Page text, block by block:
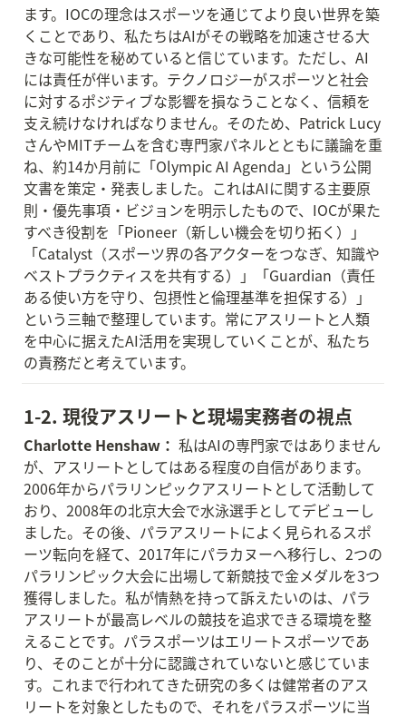
ます。IOCの理念はスポーツを通じてより良い世界を築
くことであり、私たちはAIがその戦略を加速させる大
きな可能性を秘めていると信じています。ただし、AI
には責任が伴います。テクノロジーがスポーツと社会
に対するポジティブな影響を損なうことなく、信頼を
支え続けなければなりません。そのため、Patrick Lucy
さんやMITチームを含む専門家パネルとともに議論を重
ね、約14か月前に「Olympic AI Agenda」という公開
文書を策定・発表しました。これはAIに関する主要原
則・優先事項・ビジョンを明示したもので、IOCが果た
すべき役割を「Pioneer（新しい機会を切り拓く）」
「Catalyst（スポーツ界の各アクターをつなぎ、知識や
ベストプラクティスを共有する）」「Guardian（責任
ある使い方を守り、包摂性と倫理基準を担保する）」
という三軸で整理しています。常にアスリートと人類
を中心に据えたAI活用を実現していくことが、私たち
の責務だと考えています。
1-2. 現役アスリートと現場実務者の視点
Charlotte Henshaw： 私はAIの専門家ではありません
が、アスリートとしてはある程度の自信があります。
2006年からパラリンピックアスリートとして活動して
おり、2008年の北京大会で水泳選手としてデビューし
ました。その後、パラアスリートによく見られるスポ
ーツ転向を経て、2017年にパラカヌーへ移行し、2つの
パラリンピック大会に出場して新競技で金メダルを3つ
獲得しました。私が情熱を持って訴えたいのは、パラ
アスリートが最高レベルの競技を追求できる環境を整
えることです。パラスポーツはエリートスポーツであ
り、そのことが十分に認識されていないと感じていま
す。これまで行われてきた研究の多くは健常者のアス
リートを対象としたもので、それをパラスポーツに当